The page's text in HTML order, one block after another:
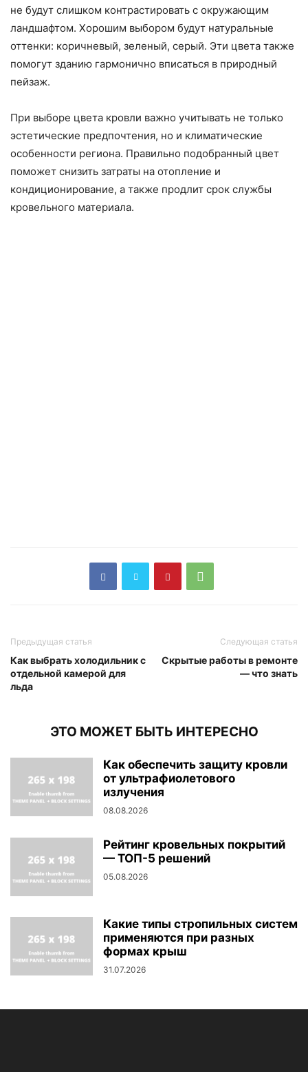
не будут слишком контрастировать с окружающим
ландшафтом. Хорошим выбором будут натуральные
оттенки: коричневый, зеленый, серый. Эти цвета также
помогут зданию гармонично вписаться в природный
пейзаж.
При выборе цвета кровли важно учитывать не только
эстетические предпочтения, но и климатические
особенности региона. Правильно подобранный цвет
поможет снизить затраты на отопление и
кондиционирование, а также продлит срок службы
кровельного материала.
Предыдущая статья
Как выбрать холодильник с
отдельной камерой для
льда
Следующая статья
Скрытые работы в ремонте
— что знать
ЭТО МОЖЕТ БЫТЬ ИНТЕРЕСНО
Как обеспечить защиту кровли
от ультрафиолетового
излучения
08.08.2026
Рейтинг кровельных покрытий
— ТОП-5 решений
05.08.2026
Какие типы стропильных систем
применяются при разных
формах крыш
31.07.2026